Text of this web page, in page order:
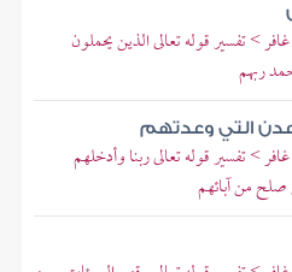
> تفسير قوله تعالى الذين يحملون
ربهم
التي وعدتهم
> تفسير قوله تعالى ربنا وأدخلهم
من آبائهم